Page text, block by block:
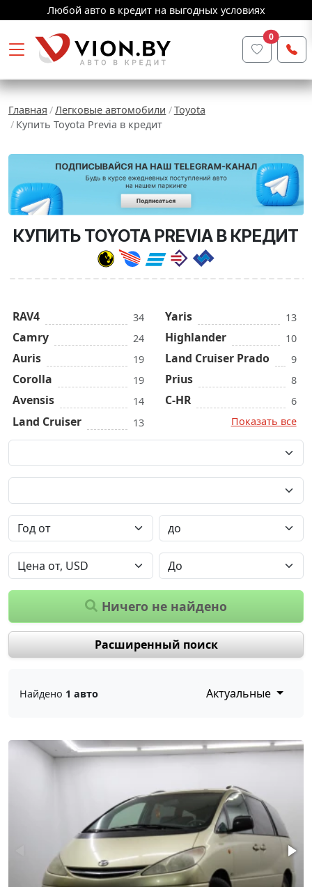
Любой авто в кредит на выгодных условиях
0
Главная Легковые автомобили
Toyota
Купить Toyota Previa в кредит
КУПИТЬ TOYOTA PREVIA В КРЕДИТ
RAV4 34
Camry 24
Auris 19
Corolla 19
Avensis 14
Land Cruiser 13
Yaris 13
Highlander 10
Land Cruiser Prado 9
Prius 8
C-HR
6
Показать все
Ничего не найдено
Расширенный поиск
Найдено 1 авто Актуальные